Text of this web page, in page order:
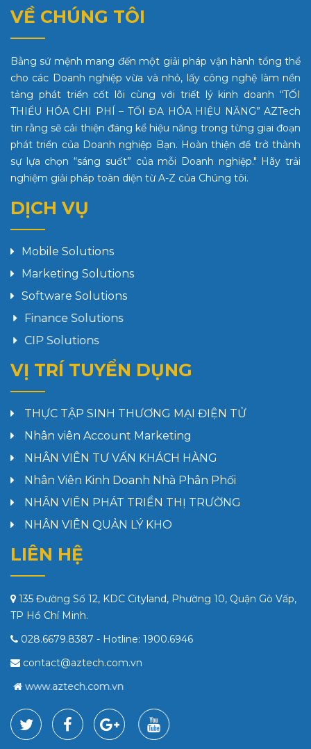
VỀ CHÚNG TÔI
Bằng sứ mệnh mang đến một giải pháp vận hành tổng thể
cho các Doanh nghiệp vừa và nhỏ, lấy công nghệ làm nền
tảng phát triển cốt lõi cùng với triết lý kinh doanh “TỐI
THIỂU HÓA CHI PHÍ – TỐI ĐA HÓA HIỆU NĂNG” AZTech
tin rằng sẽ cải thiện đáng kể hiệu năng trong từng giai đoạn
phát triển của Doanh nghiệp Bạn. Hoàn thiện để trở thành
sự lựa chọn “sáng suốt” của mỗi Doanh nghiệp." Hãy trải
nghiệm giải pháp toàn diện từ A-Z của Chúng tôi.
DỊCH VỤ
Mobile Solutions
Marketing Solutions
Software Solutions
Finance Solutions
CIP Solutions
VỊ TRÍ TUYỂN DỤNG
THỰC TẬP SINH THƯƠNG MẠI ĐIỆN TỬ
Nhân viên Account Marketing
NHÂN VIÊN TƯ VẤN KHÁCH HÀNG
Nhân Viên Kinh Doanh Nhà Phân Phối
NHÂN VIÊN PHÁT TRIỂN THỊ TRƯỜNG
NHÂN VIÊN QUẢN LÝ KHO
LIÊN HỆ
135 Đường Số 12, KDC Cityland, Phường 10, Quận Gò Vấp,
TP Hồ Chí Minh.
028.6679.8387 - Hotline: 1900.6946
contact@aztech.com.vn
www.aztech.com.vn